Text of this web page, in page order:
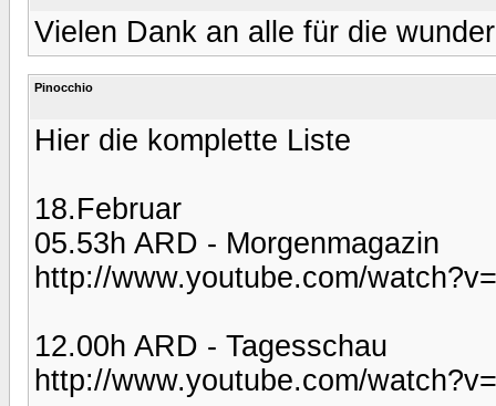
Vielen Dank an alle für die
Pinocchio
Hier die komplette Liste
18.Februar
05.53h ARD - Morgenmagazin
http://www.youtube.com/
12.00h ARD - Tagesschau
http://www.youtube.com/